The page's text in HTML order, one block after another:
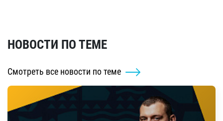
НОВОСТИ ПО ТЕМЕ
Смотреть все новости по теме